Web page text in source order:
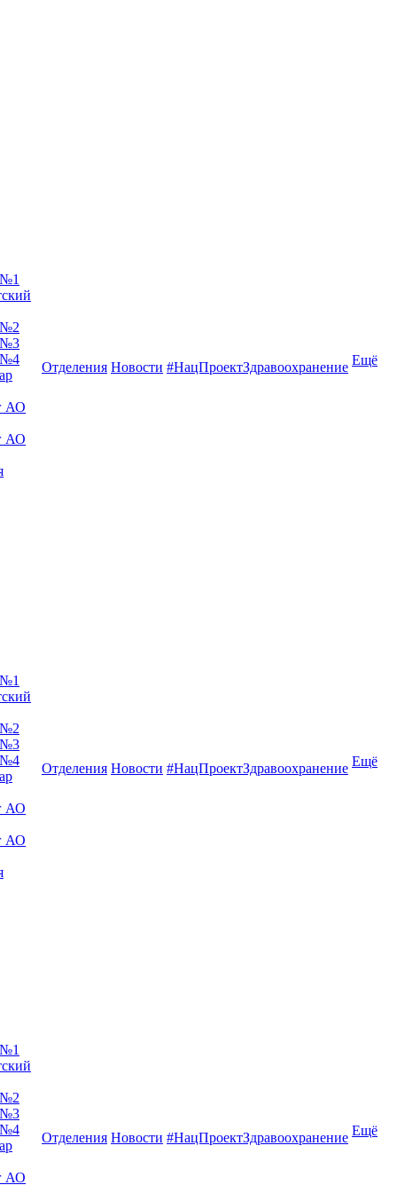
№2
№3
№4
АО
АО
Отделения Новости #НацПроектЗдравоохранение Ещё
№2
№3
№4
АО
АО
Отделения Новости #НацПроектЗдравоохранение Ещё
№2
№3
№4
АО
Отделения Новости #НацПроектЗдравоохранение Ещё